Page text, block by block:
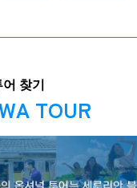
찾기
TOUR